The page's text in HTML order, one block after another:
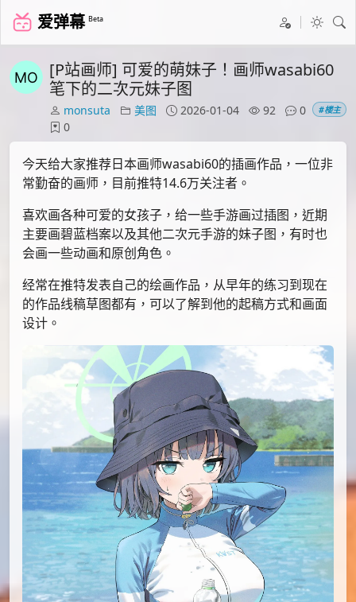
爱弹幕 Beta
[P站画师] 可爱的萌妹子！画师wasabi60
笔下的二次元妹子图
monsuta 美图 2026-01-04 92
0
0
#楼主
今天给大家推荐日本画师wasabi60的插画作品，一位非
常勤奋的画师，目前推特14.6万关注者。
喜欢画各种可爱的女孩子，给一些手游画过插图，近期
主要画碧蓝档案以及其他二次元手游的妹子图，有时也
会画一些动画和原创角色。
经常在推特发表自己的绘画作品，从早年的练习到现在
的作品线稿草图都有，可以了解到他的起稿方式和画面
设计。